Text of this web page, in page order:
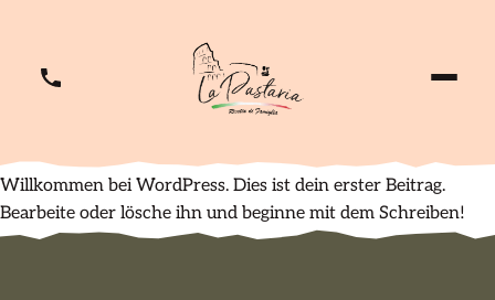
Willkommen bei WordPress. Dies ist dein erster Beitrag.
Bearbeite oder lösche ihn und beginne mit dem Schreiben!